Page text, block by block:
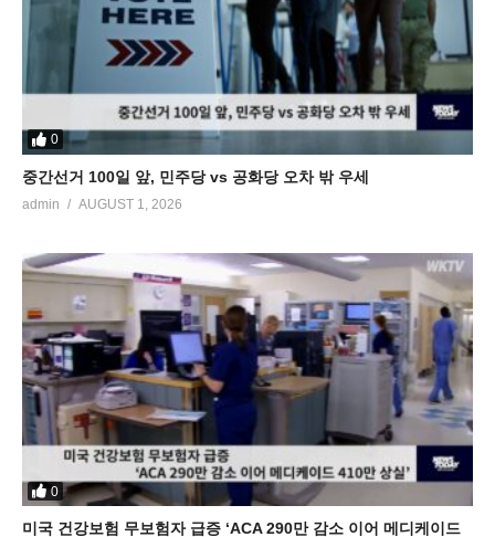
0
중간선거 100일 앞, 민주당 vs 공화당 오차 밖 우세
admin AUGUST 1, 2026
0
미국 건강보험 무보험자 급증 ‘ACA 290만 감소 이어 메디케이드